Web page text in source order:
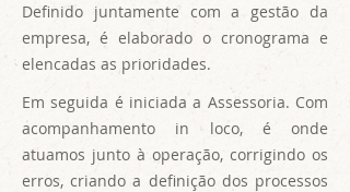
Definido juntamente com a gestão da
empresa, é elaborado o cronograma e
elencadas as prioridades.
Em seguida é iniciada a Assessoria. Com
acompanhamento in loco, é onde
atuamos junto à operação, corrigindo os
erros, criando a definição dos processos